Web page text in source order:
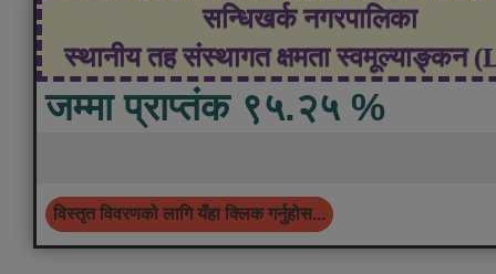
सन्धिखर्क नगरपालिका
स्थानीय तह संस्थागत क्षमता स्वमूल्याङ्कन
जम्मा प्राप्तंक ९५.२५ %
विस्तृत विवरणको लागि यँहा क्लिक गर्नुहोस...